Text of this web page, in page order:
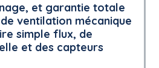
et garantie totale
ventilation mécanique
simple flux, de
et des capteurs